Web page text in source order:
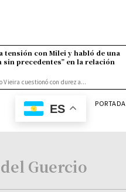
tensión con Milei y habló de una
sin precedentes” en la relación
Vieira cuestionó con dureza...
ES PORTADA
Guercio